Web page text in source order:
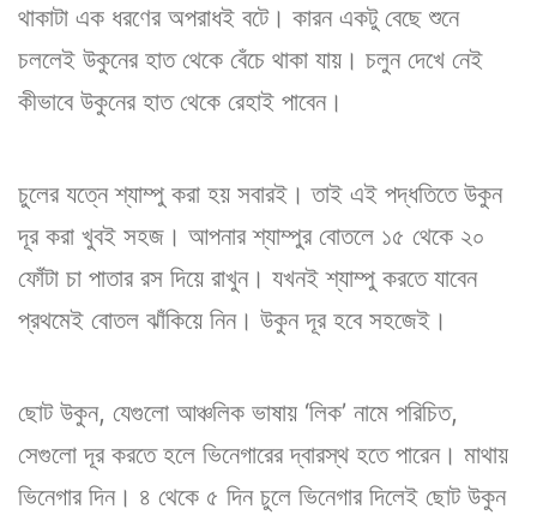
থাকাটা এক ধরণের অপরাধই বটে। কারন একটু বেছে শুনে
চললেই উকুনের হাত থেকে বেঁচে থাকা যায়। চলুন দেখে নেই
কীভাবে উকুনের হাত থেকে রেহাই পাবেন।
চুলের যত্নে শ্যাম্পু করা হয় সবারই। তাই এই পদ্ধতিতে উকুন
দূর করা খুবই সহজ। আপনার শ্যাম্পুর বোতলে ১৫ থেকে ২০
ফোঁটা চা পাতার রস দিয়ে রাখুন। যখনই শ্যাম্পু করতে যাবেন
প্রথমেই বোতল ঝাঁকিয়ে নিন। উকুন দূর হবে সহজেই।
ছোট উকুন, যেগুলো আঞ্চলিক ভাষায় ‘লিক’ নামে পরিচিত,
সেগুলো দূর করতে হলে ভিনেগারের দ্বারস্থ হতে পারেন। মাথায়
ভিনেগার দিন। ৪ থেকে ৫ দিন চুলে ভিনেগার দিলেই ছোট উকুন